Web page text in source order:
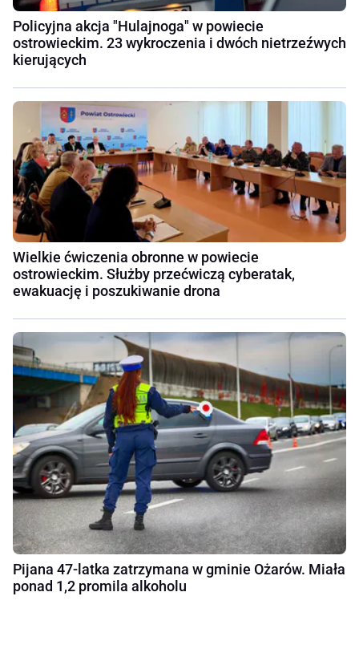
Policyjna akcja "Hulajnoga" w powiecie
ostrowieckim. 23 wykroczenia i dwóch nietrzeźwych
kierujących
Wielkie ćwiczenia obronne w powiecie
ostrowieckim. Służby przećwiczą cyberatak,
ewakuację i poszukiwanie drona
Pijana 47-latka zatrzymana w gminie Ożarów. Miała
ponad 1,2 promila alkoholu